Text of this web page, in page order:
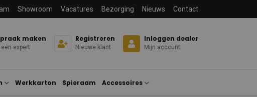
Showroom Vacatures Bezorging Nieuws Contact
maken
expert
Registreren
Nieuwe klant
Inloggen dealer
Mijn account
Werkkarton Spieraam Accessoires